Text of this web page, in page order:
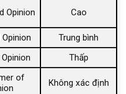
Opinion Cao
Trung bình
Thấp
of
Không xác định